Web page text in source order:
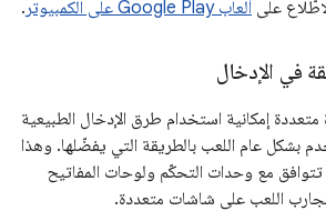
ألعاب Google Play على الكمبيوتر .
في الإدخال
إمكانية استخدام طرق الإدخال الطبيعية
بشكل عام اللعب بالطريقة التي يفضّلها. وهذا
مع وحدات التحكّم ولوحات المفاتيح
اللعب على شاشات متعددة.